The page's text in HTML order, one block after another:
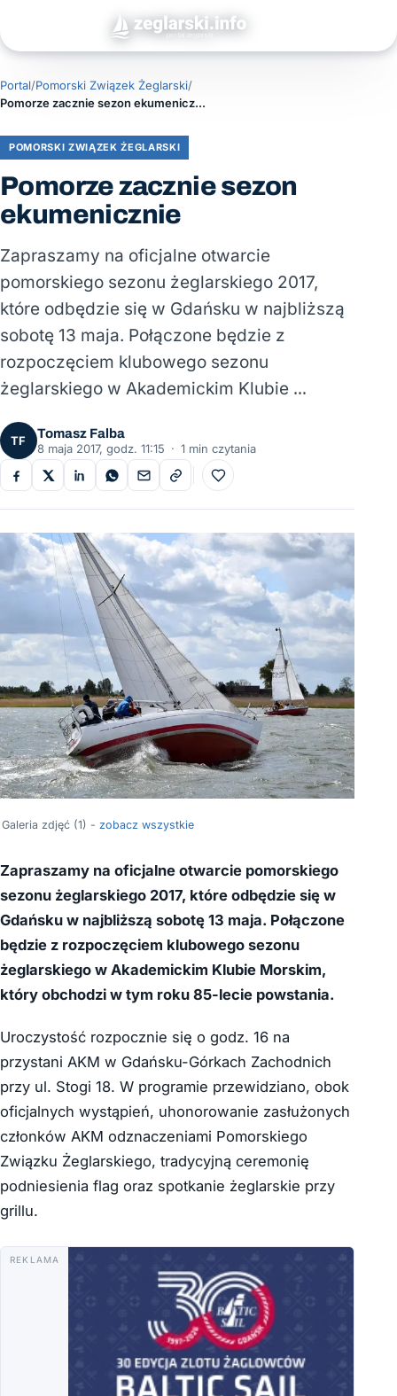
Portal/Pomorski Związek Żeglarski/
Pomorze zacznie sezon ekumenicznie
POMORSKI ZWIĄZEK ŻEGLARSKI
Pomorze zacznie sezon
ekumenicznie
Zapraszamy na oficjalne otwarcie
pomorskiego sezonu żeglarskiego 2017,
które odbędzie się w Gdańsku w najbliższą
sobotę 13 maja. Połączone będzie z
rozpoczęciem klubowego sezonu
żeglarskiego w Akademickim Klubie …
TF
Tomasz Falba
8 maja 2017, godz. 11:15 · 1 min czytania
Do ulubionych
Galeria zdjęć (1) - zobacz wszystkie
Zapraszamy na oficjalne otwarcie pomorskiego
sezonu żeglarskiego 2017, które odbędzie się w
Gdańsku w najbliższą sobotę 13 maja. Połączone
będzie z rozpoczęciem klubowego sezonu
żeglarskiego w Akademickim Klubie Morskim,
który obchodzi w tym roku 85-lecie powstania.
Uroczystość rozpocznie się o godz. 16 na
przystani AKM w Gdańsku-Górkach Zachodnich
przy ul. Stogi 18. W programie przewidziano, obok
oficjalnych wystąpień, uhonorowanie zasłużonych
członków AKM odznaczeniami Pomorskiego
Związku Żeglarskiego, tradycyjną ceremonię
podniesienia flag oraz spotkanie żeglarskie przy
grillu.
REKLAMA